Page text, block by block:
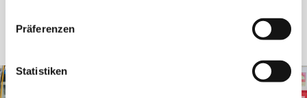
Präferenzen
Statistiken